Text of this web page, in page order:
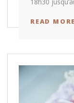
18h30
READ MORE